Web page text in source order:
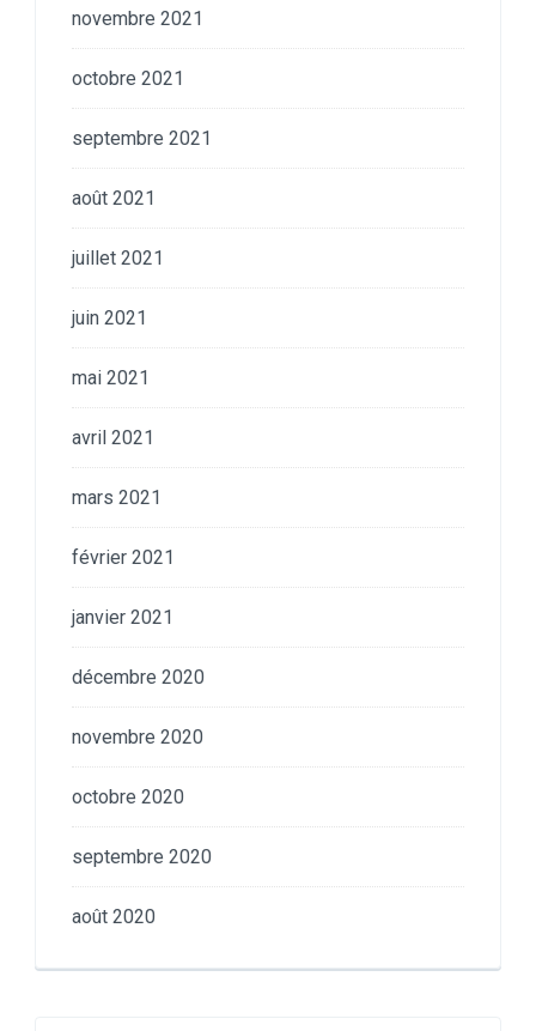
novembre 2021
octobre 2021
septembre 2021
août 2021
juillet 2021
juin 2021
mai 2021
avril 2021
mars 2021
février 2021
janvier 2021
décembre 2020
novembre 2020
octobre 2020
septembre 2020
août 2020